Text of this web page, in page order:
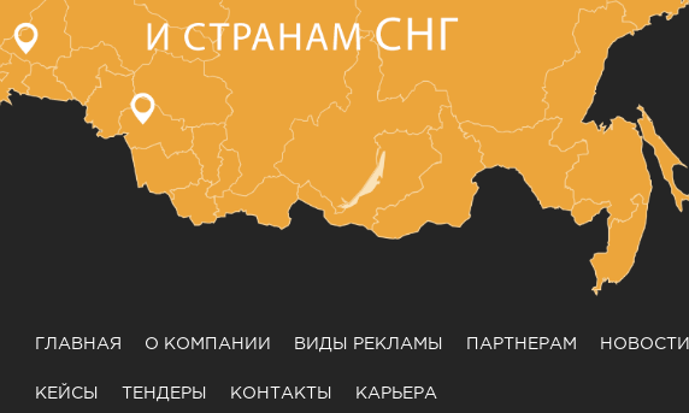
ГЛАВНАЯ О КОМПАНИИ ВИДЫ РЕКЛАМЫ ПАРТНЕРАМ НОВОСТИ
КЕЙСЫ ТЕНДЕРЫ КОНТАКТЫ КАРЬЕРА